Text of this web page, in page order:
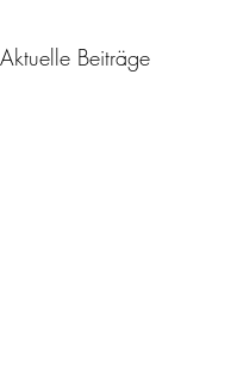
Aktuelle Beiträge